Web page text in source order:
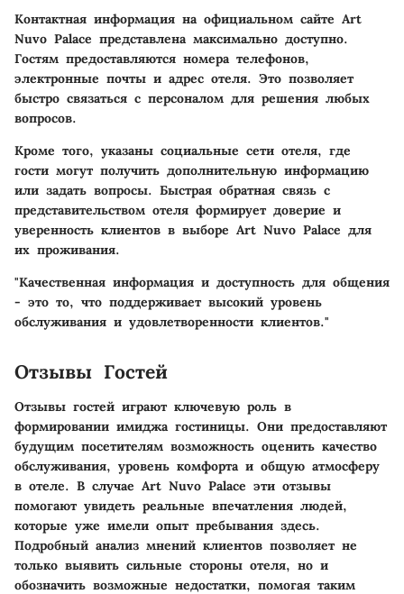
Контактная информация на официальном сайте Art
Nuvo Palace представлена максимально доступно.
Гостям предоставляются номера телефонов,
электронные почты и адрес отеля. Это позволяет
быстро связаться с персоналом для решения любых
вопросов.
Кроме того, указаны социальные сети отеля, где
гости могут получить дополнительную информацию
или задать вопросы. Быстрая обратная связь с
представительством отеля формирует доверие и
уверенность клиентов в выборе Art Nuvo Palace для
их проживания.
"Качественная информация и доступность для общения
- это то, что поддерживает высокий уровень
обслуживания и удовлетворенности клиентов."
Отзывы Гостей
Отзывы гостей играют ключевую роль в
формировании имиджа гостиницы. Они предоставляют
будущим посетителям возможность оценить качество
обслуживания, уровень комфорта и общую атмосферу
в отеле. В случае Art Nuvo Palace эти отзывы
помогают увидеть реальные впечатления людей,
которые уже имели опыт пребывания здесь.
Подробный анализ мнений клиентов позволяет не
только выявить сильные стороны отеля, но и
обозначить возможные недостатки, помогая таким